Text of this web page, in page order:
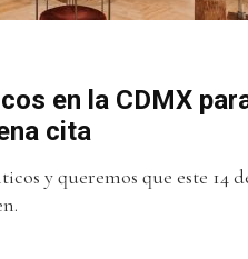
en la CDMX
cita
y queremos que este 14